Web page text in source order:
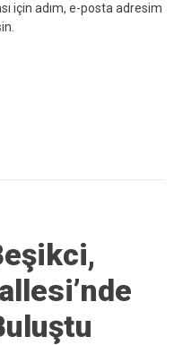
için adım, e-posta adresim